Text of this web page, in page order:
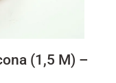
(1,5 M) –